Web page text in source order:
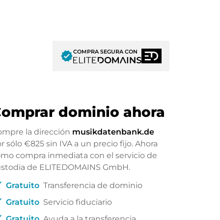
verifiedCOMPRA SEGURA CON
dominio ahora
la dirección musikdatenbank.de
sólo€825sin IVA a un precio fijo. Ahora
compra inmediata con el servicio de
de ELITEDOMAINS GmbH.
Gratuito Transferencia de dominio
Gratuito Servicio fiduciario